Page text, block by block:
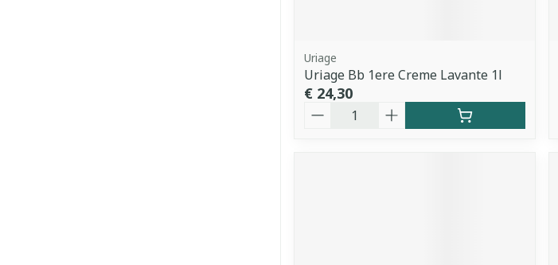
Uriage
Uriage Bb 1ere Creme Lavante 1l
€ 24,30